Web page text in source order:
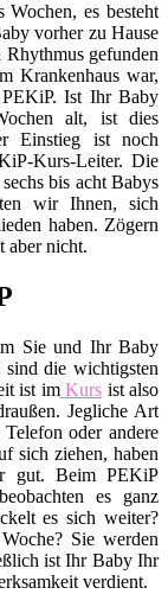
es besteht
vorher zu Hause
gefunden
Krankenhaus war,
Ist Ihr Baby
alt, ist dies
Einstieg ist noch
Kurs-Leiter. Die
bis acht Babys
wir Ihnen, sich
haben. Zögern
aber nicht.
Sie und Ihr Baby
die wichtigsten
ist imKurs ist also
Jegliche Art
oder andere
sich ziehen, haben
gut. Beim PEKiP
es ganz
es sich weiter?
Sie werden
ist Ihr Baby Ihr
verdient.